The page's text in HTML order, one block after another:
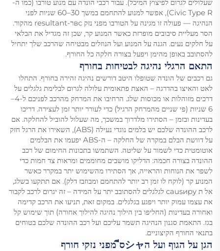
שעלולים לגרום לפיצוץ המיכל). עבור רכבי הונדה עם מנוע טורבו (כמו ה-
Civic Type R), אפשר למנוע להתחמם במשך 30–60 שניות לפני
הנהיגה — פעולה זו מגינה על הטורבו מפני נזק всר-resultant מהקור.
הסר מעליית סיבובים מופרזת כאשר המנוע קר, שכן זה מגדיל את הבלאי
על חלקים נעים. הגנה על המנוע ועל הנוזלים מבטיחה שהרכב שלך יתחיל
להסתובב באופן מהימן ויפעל בצורה חלקה כל החורף.
התאם הרגלי נהיגה לבטיחות בחורף
גם רכבים של הונדה שטופלו היטב דורשים נהיגה זהירה בחורף. התחלו
לאט והאיצו בהדרגה – האצת פתאומית עלולה לגרום לבלימת גלגלים על
דרכים מזוהלות או מכוסות שלג. הרחיבו את המרחק מהרכב לפניכם ל-4–
6 שניות (פי שניים מהמרחק הרגיל) כדי לעורר יותר זמן לעצירה. דריכו
בעדינות ובזמן – הסתירו מלדרוך במשכך, מה שעלול להוביל להחלקה. אם
לרכב ההונדה שלכם יש בלמים נוגדי נעילה (ABS), השאירו את הרגל חזק
על דוושת הבלם במקרה של החלקה – ה-ABS יפעמו את הבלמים
אוטומטית כדי לשמור על שליטה. השתמשו בתכונות החימום של רכב
ההונדה בצורה חכמה: הדליקו מושבים מחוממים ומראות צד חמות כדי
לשפר את הנוחות והראייה, אך הסתירו מהשימוש יתר במקרר כאשר
המנוע קר (לוקח לו זמן רב יותר להתחמם ומבוזבז דלק). אם תתקעו בשלג,
אל ת causиру לגלגלים להסתובב יתר על המידה – זה יגרום לרכב לקבור
את עצמו עמוק יותר ויפגע בגלגלים. במקום זאת, תניעו את הרכב קדימה
ואחורה בעדינות (החליפו בין הילוך נהיגה להילוך אחורה) תוך שימוש קל
בגז. התאמת סגנון הנהיגה תשמר עליכם ועל רכב ההונדה שלכם בטוחים
בתנאי החורף הקיצוניים.
הגן על הגוף ועל הシャסี מפני נזקי חורף